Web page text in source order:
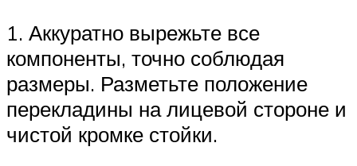
1. Аккуратно вырежьте все
компоненты, точно соблюдая
размеры. Разметьте положение
перекладины на лицевой стороне и
чистой кромке стойки.